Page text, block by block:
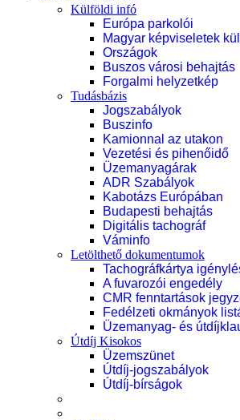
Külföldi infó
Európa parkolói
Magyar képviseletek
Országok
Buszos városi behajtás
Forgalmi helyzetkép
Tudásbázis
Jogszabályok
Buszinfo
Kamionnal az utakon
Vezetési és pihenőidő
Üzemanyagárak
ADR Szabályok
Kabotázs Európában
Budapesti behajtás
Digitális tachográf
Váminfo
Letölthető dokumentumok
Tachográfkártya
A fuvarozói engedély
CMR fenntartások
Fedélzeti okmányok
Üzemanyag- és
Útdíj Kisokos
Üzemszünet
Útdíj-jogszabályok
Útdíj-bírságok